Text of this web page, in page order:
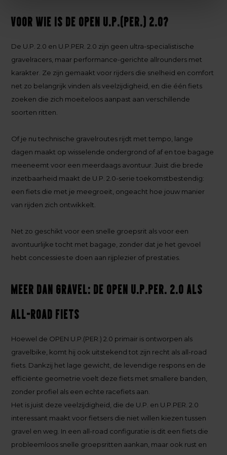
Voor wie is de OPEN U.P.(PER.) 2.0?
De U.P. 2.0 en U.P.PER. 2.0 zijn geen ultra-specialistische
gravelracers, maar performance-gerichte allrounders met
karakter. Ze zijn gemaakt voor rijders die snelheid en comfort
net zo belangrijk vinden als veelzijdigheid, en die één fiets
zoeken die zich moeiteloos aanpast aan verschillende
soorten ritten.
Of je nu technische gravelroutes rijdt met tempo, lange
dagen maakt op wisselende ondergrond of af en toe bagage
meeneemt voor een meerdaags avontuur. Juist die brede
inzetbaarheid maakt de U.P. 2.0-serie toekomstbestendig:
een fiets die met je meegroeit, ongeacht hoe jouw manier
van rijden zich ontwikkelt.
Net zo geschikt voor een snelle groepsrit als voor een
avontuurlijke tocht met bagage, zonder dat je het gevoel
hebt concessies te doen aan rijplezier of prestaties.
Meer dan gravel: de OPEN U.P.PER. 2.0 als
all-road fiets
Hoewel de OPEN U.P.(PER.) 2.0 primair is ontworpen als
gravelbike, komt hij ook uitstekend tot zijn recht als all-road
fiets. Dankzij het lage gewicht, de levendige respons en de
efficiënte geometrie voelt deze fiets met smallere banden,
zonder profiel als een echte racefiets aan.
Het is juist deze veelzijdigheid, die de U.P. en U.P.PER. 2.0
interessant maakt voor fietsers die niet willen kiezen tussen
gravel en weg. In een all-road configuratie is dit een fiets die
probleemloos snelle groepsritten aankan, maar ook rust en